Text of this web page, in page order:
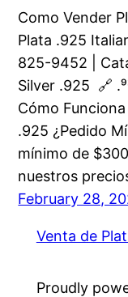
Como Vender
Plata .925
825-9452 |
Silver .925 🔗
Cómo
.925 ¿Pedido
mínimo de
nuestros
February 28,
Venta de
Proudly